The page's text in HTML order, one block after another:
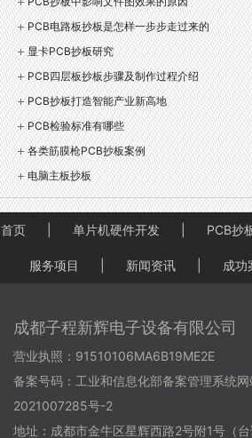
PCB电路板抄板是怎样一步步走过来的
显卡PCB抄板研究
PCB四层板抄板步骤及制作过程介绍
PCB抄板打造智能产业新高地
PCB检验标准有哪些
各类筋膜枪PCB抄板案例
电脑主板抄板
首页 单片机硬件开发 PCB抄
服务项目 新闻资讯 成功
成都子程新辉电子设备有限公司
营业执照：91510106MA6B19ME2E
备案号码： 工业和信息化部备案管理系统
2021007285号-2
地址：成都市金牛区星辉西路2号附1号（